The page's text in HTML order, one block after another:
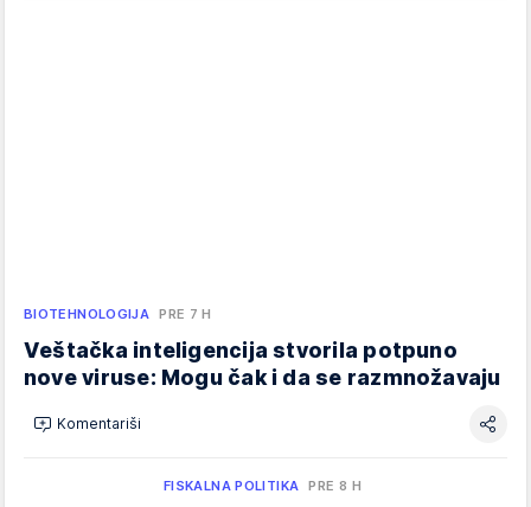
BIOTEHNOLOGIJA PRE 7 H
Veštačka inteligencija stvorila potpuno
nove viruse: Mogu čak i da se razmnožavaju
Komentariši
FISKALNA POLITIKA PRE 8 H